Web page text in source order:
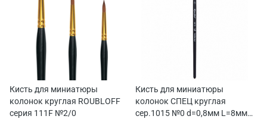
Кисть для миниатюры
колонок круглая ROUBLOFF
серия 111F №2/0
Кисть для миниатюры
колонок СПЕЦ круглая
сер.1015 №0 d=0,8мм L=8мм